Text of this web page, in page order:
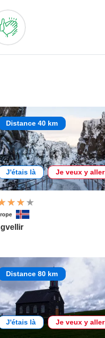
Distance 40 km
J'étais là Je veux y aller
Distance 80 km
J'étais là Je veux y aller